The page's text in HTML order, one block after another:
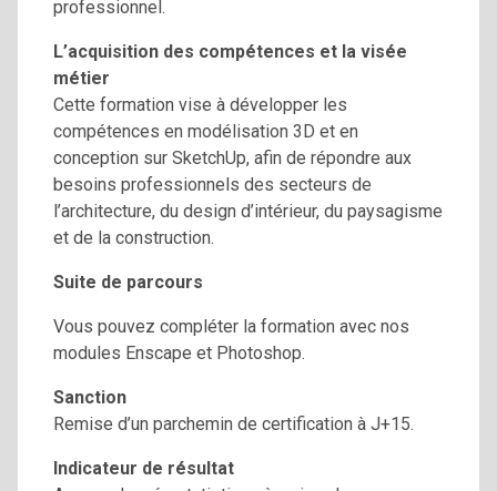
professionnel.
L’acquisition des compétences et la visée
métier
Cette formation vise à développer les
compétences en modélisation 3D et en
conception sur SketchUp, afin de répondre aux
besoins professionnels des secteurs de
l’architecture, du design d’intérieur, du paysagisme
et de la construction.
Suite de parcours
Vous pouvez compléter la formation avec nos
modules Enscape et Photoshop.
Sanction
Remise d’un parchemin de certification à J+15.
Indicateur de résultat